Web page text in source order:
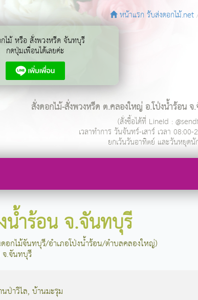
หน้าแรก รับส่งดอกไม้.net
ไม้ หรือ สั่งพวงหรีด จันทบุรี
กดปุ่มเพื่อนได้เลยค่ะ
สั่งดอกไม้-สั่งพวงหรีด ต.คลองใหญ่ อ.โป่งน้ำร้อน
(สั่งซื้อได้ที่ LineId :
เวลาทำการ วันจันทร์-เสาร์ เวลา 08:00-
ยกเว้นวันอาทิตย์ และวันหยุด
น้ำร้อน จ.จันทบุรี
กไม้จันทบุรี/อำเภอโป่งน้ำร้อน/ตำบลคลองใหญ่)
จ.จันทบุรี
ป่าวิไล, บ้านมะรุม